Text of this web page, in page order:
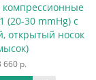
компрессионные
(20-30 mmHg) с
открытый носок
660 р.